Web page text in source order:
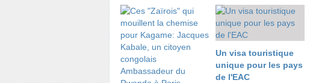
Un visa touristique
unique pour les pays
de l'EAC